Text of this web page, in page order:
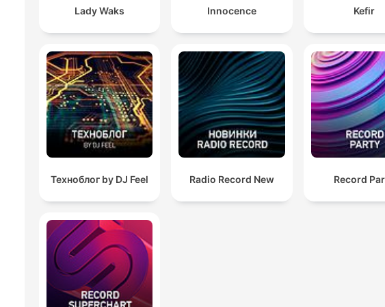
Lady Waks Innocence Kefir
Техноблог by DJ Feel Radio Record New Record